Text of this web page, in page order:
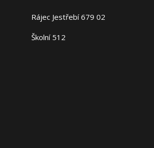
Rájec Jestřebí 679 02
Školní 512